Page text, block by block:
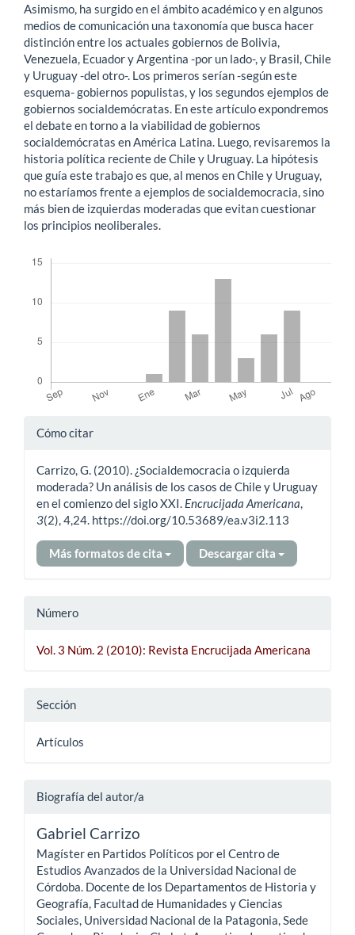
Asimismo, ha surgido en el ámbito académico y en algunos
medios de comunicación una taxonomía que busca hacer
distinción entre los actuales gobiernos de Bolivia,
Venezuela, Ecuador y Argentina -por un lado-, y Brasil, Chile
y Uruguay -del otro-. Los primeros serían -según este
esquema- gobiernos populistas, y los segundos ejemplos de
gobiernos socialdemócratas. En este artículo expondremos
el debate en torno a la viabilidad de gobiernos
socialdemócratas en América Latina. Luego, revisaremos la
historia política reciente de Chile y Uruguay. La hipótesis
que guía este trabajo es que, al menos en Chile y Uruguay,
no estaríamos frente a ejemplos de socialdemocracia, sino
más bien de izquierdas moderadas que evitan cuestionar
los principios neoliberales.
Detalles
artículo
Cómo citar
Carrizo, G. (2010). ¿Socialdemocracia o izquierda
moderada? Un análisis de los casos de Chile y Uruguay
en el comienzo del siglo XXI. Encrucijada Americana,
3(2), 4,24. https://doi.org/10.53689/ea.v3i2.113
Más formatos de cita Descargar cita
Número
Vol. 3 Núm. 2 (2010): Revista Encrucijada Americana
Sección
Artículos
Biografía del autor/a
Gabriel Carrizo
Magíster en Partidos Políticos por el Centro de
Estudios Avanzados de la Universidad Nacional de
Córdoba. Docente de los Departamentos de Historia y
Geografía, Facultad de Humanidades y Ciencias
Sociales, Universidad Nacional de la Patagonia, Sede